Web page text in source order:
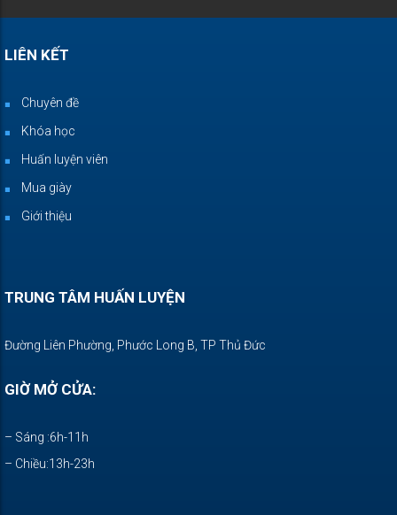
LIÊN KẾT
Chuyên đề
Khóa học
Huấn luyện viên
Mua giày
Giới thiệu
TRUNG TÂM HUẤN LUYỆN
Đường Liên Phường, Phước Long B, TP Thủ Đức
GIỜ MỞ CỬA:
– Sáng :6h-11h
– Chiều:13h-23h